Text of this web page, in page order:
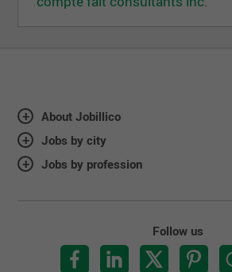
About Jobillico
Jobs by city
Jobs by profession
Follow us